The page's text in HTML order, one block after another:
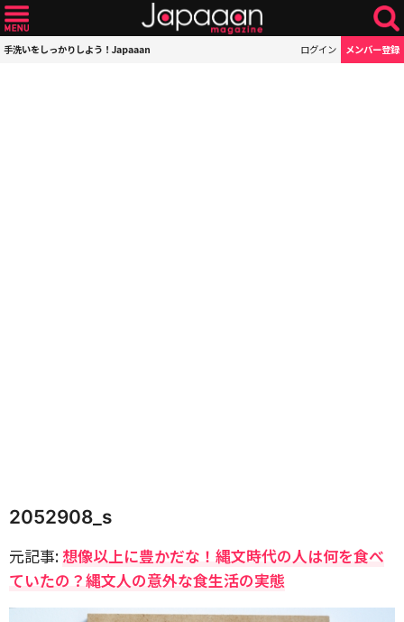
手洗いをしっかりしよう！Japaaan ログイン メンバー登録
2052908_s
元記事: 想像以上に豊かだな！縄文時代の人は何を食べ
ていたの？縄文人の意外な食生活の実態